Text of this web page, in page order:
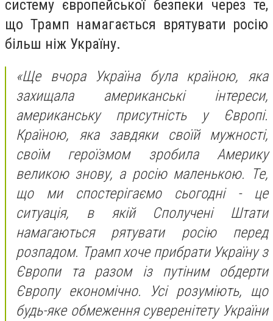
систему європейської безпеки через те,
що Трамп намагається врятувати росію
більш ніж Україну.
«Ще вчора Україна була країною, яка
захищала американські інтереси,
американську присутність у Європі.
Країною, яка завдяки своїй мужності,
своїм героїзмом зробила Америку
великою знову, а росію маленькою. Те,
що ми спостерігаємо сьогодні - це
ситуація, в якій Сполучені Штати
намагаються рятувати росію перед
розпадом. Трамп хоче прибрати Україну з
Європи та разом із путіним обдерти
Європу економічно. Усі розуміють, що
будь-яке обмеження суверенітету України